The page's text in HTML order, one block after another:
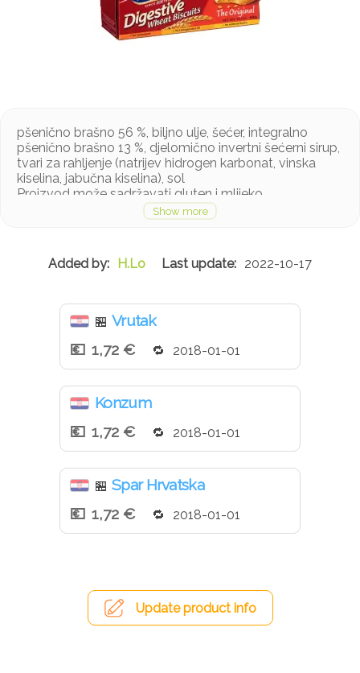
pšenično brašno 56 %, biljno ulje, šećer, integralno
pšenično brašno 13 %, djelomično invertni šećerni sirup,
tvari za rahljenje (natrijev hidrogen karbonat, vinska
kiselina, jabučna kiselina), sol
Proizvod može sadržavati gluten i mlijeko
H.Lo 2022-10-17
🏪 Vrutak
1,72 €
2018-01-01
Konzum
1,72 €
2018-01-01
🏪 Spar Hrvatska
1,72 €
2018-01-01
Update product info